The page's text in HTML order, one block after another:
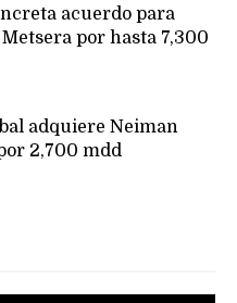
acuerdo para
por hasta 7,300
adquiere Neiman
2,700 mdd